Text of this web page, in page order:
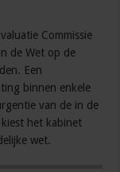
Commissie
de Wet op de
Een
binnen enkele
van de in de
het kabinet
wet.